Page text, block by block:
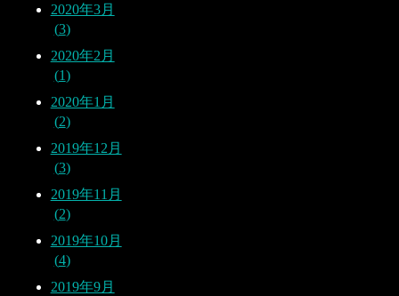
2020年3月
3
2020年2月
1
2020年1月
2
2019年12月
3
2019年11月
2
2019年10月
4
2019年9月